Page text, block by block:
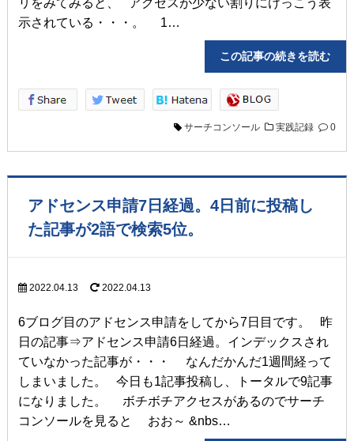
リをみてみると、 アクセスが少ない割りにけっこう表
示されている・・・。 1…
この記事の続きを読
サーチコンソール 実践記録 0
アドセンス申請7日経過。4日前に投稿し
た記事が2語で検索5位。
2022.04.13 2022.04.13
6ブログ目のアドセンス申請をしてから7日目です。 昨
日の記事⇒アドセンス申請6日経過。インデックスされ
ていなかった記事が・・・ なんだかんだ1週間経って
しまいました。 今日も1記事投稿し、トータルで9記事
になりました。 ボチボチアクセスがあるのでサーチ
コンソールを見ると おお～ &nbs…